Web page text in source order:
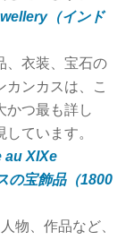
（インド
、衣装、宝石の
カンカスは、こ
かつ最も詳し
ています。
au XIXe
の宝飾品（1800
物、作品など、